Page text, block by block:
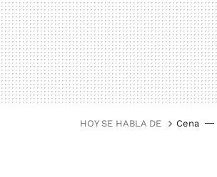
HOY SE HABLA DE Cena